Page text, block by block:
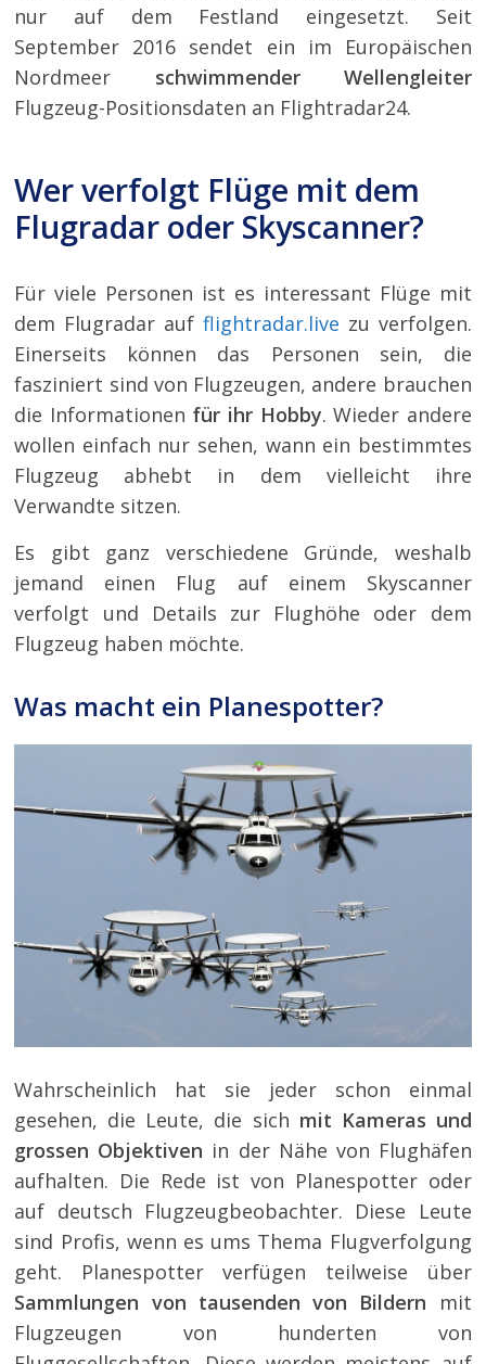
nur auf dem Festland eingesetzt. Seit
September 2016 sendet ein im Europäischen
Nordmeer schwimmender Wellengleiter
Flugzeug-Positionsdaten an Flightradar24.
Wer verfolgt Flüge mit dem
Flugradar oder Skyscanner?
Für viele Personen ist es interessant Flüge mit
dem Flugradar auf flightradar.live zu verfolgen.
Einerseits können das Personen sein, die
fasziniert sind von Flugzeugen, andere brauchen
die Informationen für ihr Hobby. Wieder andere
wollen einfach nur sehen, wann ein bestimmtes
Flugzeug abhebt in dem vielleicht ihre
Verwandte sitzen.
Es gibt ganz verschiedene Gründe, weshalb
jemand einen Flug auf einem Skyscanner
verfolgt und Details zur Flughöhe oder dem
Flugzeug haben möchte.
Was macht ein Planespotter?
Wahrscheinlich hat sie jeder schon einmal
gesehen, die Leute, die sich mit Kameras und
grossen Objektiven in der Nähe von Flughäfen
aufhalten. Die Rede ist von Planespotter oder
auf deutsch Flugzeugbeobachter. Diese Leute
sind Profis, wenn es ums Thema Flugverfolgung
geht. Planespotter verfügen teilweise über
Sammlungen von tausenden von Bildern mit
Flugzeugen von hunderten von